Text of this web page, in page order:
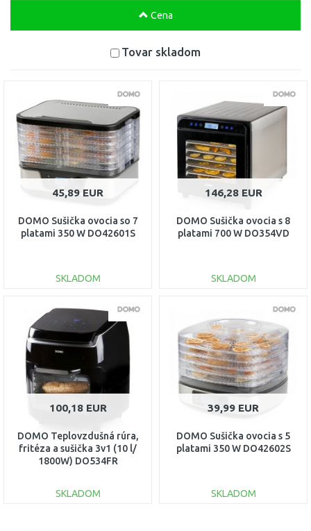
Cena
Tovar skladom
45,89 EUR
DOMO Sušička ovocia so 7
platami 350 W DO42601S
SKLADOM
DO KOŠÍKA
Porovnať
146,28 EUR
DOMO Sušička ovocia s 8
platami 700 W DO354VD
SKLADOM
Porovnať
100,18 EUR
DOMO Teplovzdušná rúra,
fritéza a sušička 3v1 (10 l/
1800W) DO534FR
SKLADOM
39,99 EUR
DOMO Sušička ovocia s 5
platami 350 W DO42602S
SKLADOM